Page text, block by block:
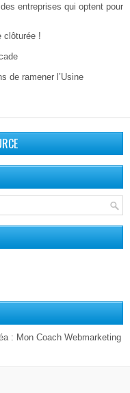
entreprises qui optent pour
clôturée !
de ramener l’Usine
: Mon Coach Webmarketing